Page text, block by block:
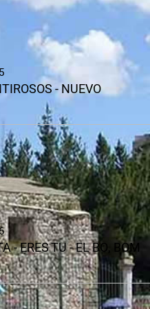
- NUEVO
- ERES TU - EL BO, BOM